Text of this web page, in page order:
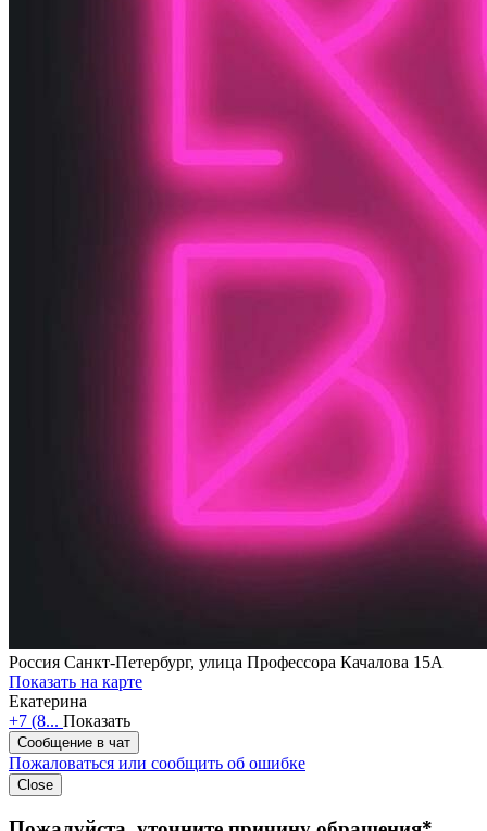
Россия Санкт-Петербург, улица Профессора Качалова 15А
Показать на карте
Екатерина
+7 (8... Показать
Сообщение в чат
Пожаловаться или сообщить об ошибке
Close